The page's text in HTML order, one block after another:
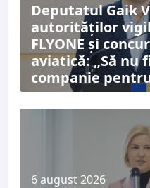
Deputatul Gaik
autorităților
FLYONE și
aviatică: „Să nu
companie
6 august 2026